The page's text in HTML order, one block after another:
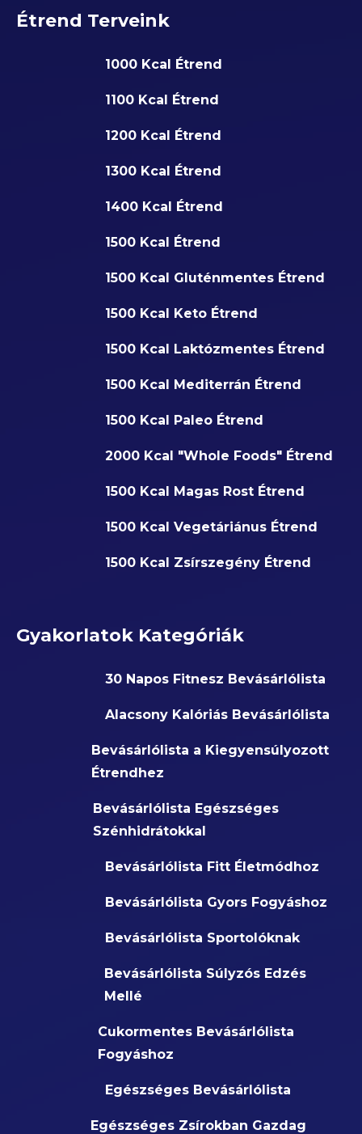
Étrend Terveink
1000 Kcal Étrend
1100 Kcal Étrend
1200 Kcal Étrend
1300 Kcal Étrend
1400 Kcal Étrend
1500 Kcal Étrend
1500 Kcal Gluténmentes Étrend
1500 Kcal Keto Étrend
1500 Kcal Laktózmentes Étrend
1500 Kcal Mediterrán Étrend
1500 Kcal Paleo Étrend
2000 Kcal "Whole Foods" Étrend
1500 Kcal Magas Rost Étrend
1500 Kcal Vegetáriánus Étrend
1500 Kcal Zsírszegény Étrend
Gyakorlatok Kategóriák
30 Napos Fitnesz Bevásárlólista
Alacsony Kalóriás Bevásárlólista
Bevásárlólista a Kiegyensúlyozott
Étrendhez
Bevásárlólista Egészséges
Szénhidrátokkal
Bevásárlólista Fitt Életmódhoz
Bevásárlólista Gyors Fogyáshoz
Bevásárlólista Sportolóknak
Bevásárlólista Súlyzós Edzés
Mellé
Cukormentes Bevásárlólista
Fogyáshoz
Egészséges Bevásárlólista
Egészséges Zsírokban Gazdag